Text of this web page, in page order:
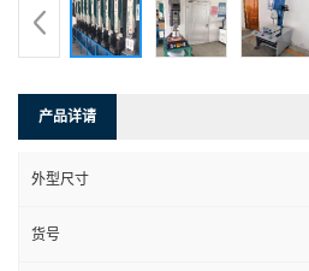
产品详请
外型尺寸
货号